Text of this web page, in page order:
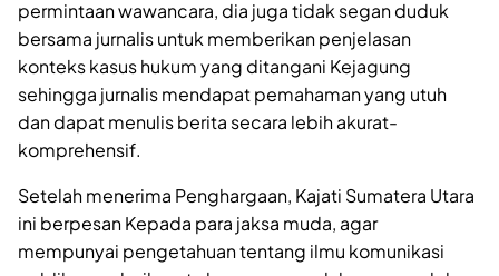
permintaan wawancara, dia juga tidak segan duduk
bersama jurnalis untuk memberikan penjelasan
konteks kasus hukum yang ditangani Kejagung
sehingga jurnalis mendapat pemahaman yang utuh
dan dapat menulis berita secara lebih akurat-
komprehensif.
Setelah menerima Penghargaan, Kajati Sumatera Utara
ini berpesan Kepada para jaksa muda, agar
mempunyai pengetahuan tentang ilmu komunikasi